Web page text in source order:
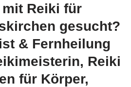
Reiki für
gesucht?
& Fernheilung
Reiki
für Körper,